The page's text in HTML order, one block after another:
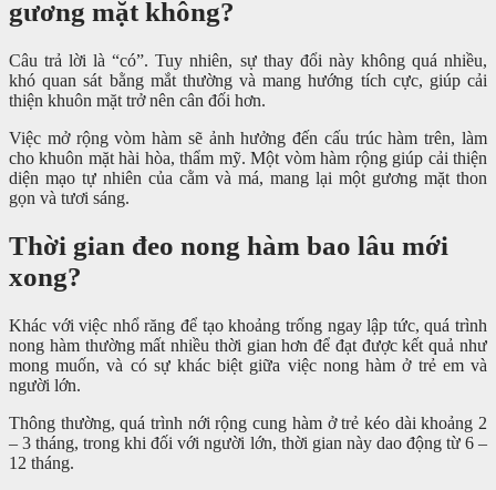
gương mặt không?
Câu trả lời là “có”. Tuy nhiên, sự thay đổi này không quá nhiều,
khó quan sát bằng mắt thường và mang hướng tích cực, giúp cải
thiện khuôn mặt trở nên cân đối hơn.
Việc mở rộng vòm hàm sẽ ảnh hưởng đến cấu trúc hàm trên, làm
cho khuôn mặt hài hòa, thẩm mỹ. Một vòm hàm rộng giúp cải thiện
diện mạo tự nhiên của cằm và má, mang lại một gương mặt thon
gọn và tươi sáng.
Thời gian đeo nong hàm bao lâu mới
xong?
Khác với việc nhổ răng để tạo khoảng trống ngay lập tức, quá trình
nong hàm thường mất nhiều thời gian hơn để đạt được kết quả như
mong muốn, và có sự khác biệt giữa việc nong hàm ở trẻ em và
người lớn.
Thông thường, quá trình nới rộng cung hàm ở trẻ kéo dài khoảng 2
– 3 tháng, trong khi đối với người lớn, thời gian này dao động từ 6 –
12 tháng.